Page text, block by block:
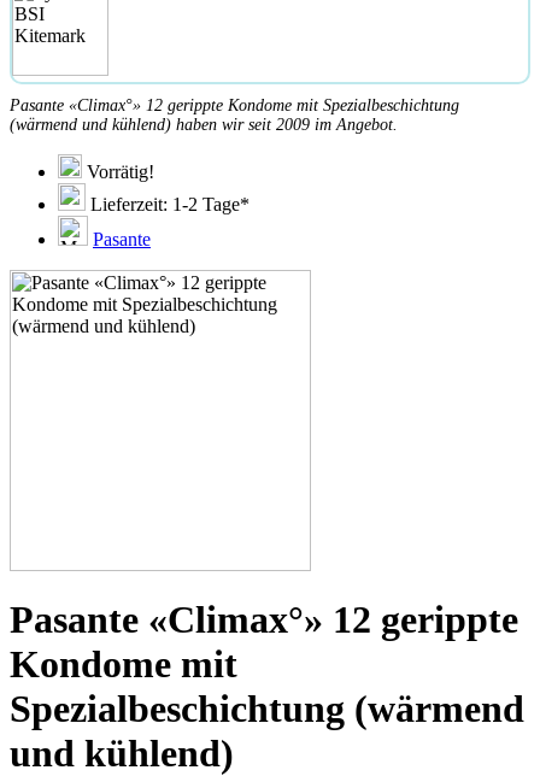
Pasante «Climax°» 12 gerippte Kondome mit Spezialbeschichtung
(wärmend und kühlend) haben wir seit 2009 im Angebot.
Vorrätig!
Lieferzeit: 1-2 Tage*
Pasante
Pasante «Climax°» 12 gerippte
Kondome mit
Spezialbeschichtung (wärmend
und kühlend)